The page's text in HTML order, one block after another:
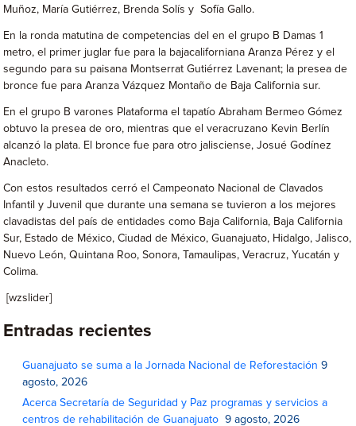
Muñoz, María Gutiérrez, Brenda Solís y Sofía Gallo.
En la ronda matutina de competencias del en el grupo B Damas 1
metro, el primer juglar fue para la bajacaliforniana Aranza Pérez y el
segundo para su paisana Montserrat Gutiérrez Lavenant; la presea de
bronce fue para Aranza Vázquez Montaño de Baja California sur.
En el grupo B varones Plataforma el tapatío Abraham Bermeo Gómez
obtuvo la presea de oro, mientras que el veracruzano Kevin Berlín
alcanzó la plata. El bronce fue para otro jalisciense, Josué Godínez
Anacleto.
Con estos resultados cerró el Campeonato Nacional de Clavados
Infantil y Juvenil que durante una semana se tuvieron a los mejores
clavadistas del país de entidades como Baja California, Baja California
Sur, Estado de México, Ciudad de México, Guanajuato, Hidalgo, Jalisco,
Nuevo León, Quintana Roo, Sonora, Tamaulipas, Veracruz, Yucatán y
Colima.
[wzslider]
Entradas recientes
Guanajuato se suma a la Jornada Nacional de Reforestación 9
agosto, 2026
Acerca Secretaría de Seguridad y Paz programas y servicios a
centros de rehabilitación de Guanajuato
9 agosto, 2026